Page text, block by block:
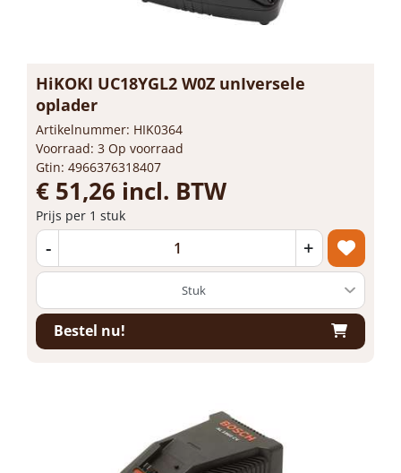
HiKOKI UC18YGL2 W0Z unIversele
oplader
Artikelnummer: HIK0364
Voorraad: 3 Op voorraad
Gtin: 4966376318407
€ 51,26 incl. BTW
Prijs per 1 stuk
- +
Bestel nu!